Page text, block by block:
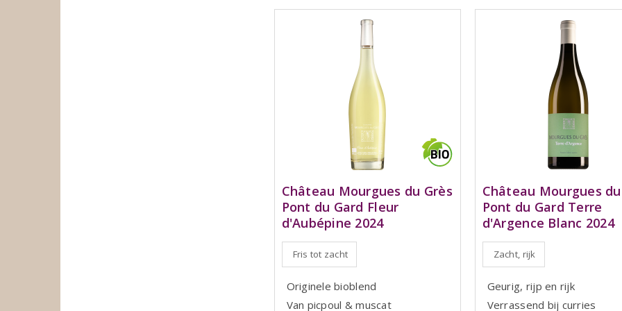
Château Mourgues du Grès
Pont du Gard Fleur
d'Aubépine 2024
Fris tot zacht
Originele bioblend
Van picpoul & muscat
Château Mourgues
Pont du Gard Terre
d'Argence Blanc 2024
Zacht, rijk
Geurig, rijp en rijk
Verrassend bij curries